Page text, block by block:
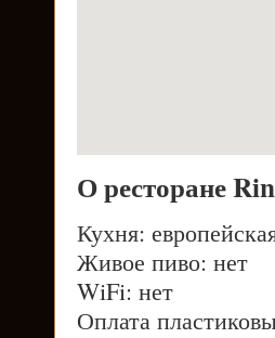
О ресторане
Кухня:
Живое пиво: нет
WiFi: нет
Оплата